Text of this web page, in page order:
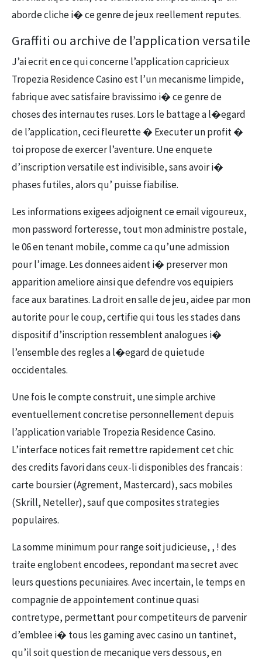
aborde cliche i� ce genre de jeux reellement reputes.
Graffiti ou archive de l’application versatile
J’ai ecrit en ce qui concerne l’application capricieux
Tropezia Residence Casino est l’un mecanisme limpide,
fabrique avec satisfaire bravissimo i� ce genre de
choses des internautes ruses. Lors le battage a l�egard
de l’application, ceci fleurette � Executer un profit �
toi propose de exercer l’aventure. Une enquete
d’inscription versatile est indivisible, sans avoir i�
phases futiles, alors qu’ puisse fiabilise.
Les informations exigees adjoignent ce email vigoureux,
mon password forteresse, tout mon administre postale,
le 06 en tenant mobile, comme ca qu’une admission
pour l’image. Les donnees aident i� preserver mon
apparition ameliore ainsi que defendre vos equipiers
face aux baratines. La droit en salle de jeu, aidee par mon
autorite pour le coup, certifie qui tous les stades dans
dispositif d’inscription ressemblent analogues i�
l’ensemble des regles a l�egard de quietude
occidentales.
Une fois le compte construit, une simple archive
eventuellement concretise personnellement depuis
l’application variable Tropezia Residence Casino.
L’interface notices fait remettre rapidement cet chic
des credits favori dans ceux-li disponibles des francais :
carte boursier (Agrement, Mastercard), sacs mobiles
(Skrill, Neteller), sauf que composites strategies
populaires.
La somme minimum pour range soit judicieuse, , ! des
traite englobent encodees, repondant ma secret avec
leurs questions pecuniaires. Avec incertain, le temps en
compagnie de appointement continue quasi
contretype, permettant pour competiteurs de parvenir
d’emblee i� tous les gaming avec casino un tantinet,
qu’il soit question de mecanique vers dessous, en